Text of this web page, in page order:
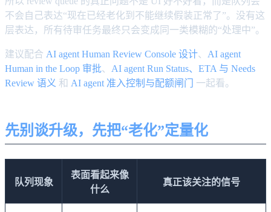
不会自己表达“现在已经老化到不能继续假装正常了”。没有这
层表达，所有待审任务最终只会变成同一类模糊的“处理中”。
建议配合 AI agent Human Review Console 设计、 AI agent
Human in the Loop 审批、 AI agent Run Status、ETA 与 Needs
Review 语义 和 AI agent 准入控制与配额闸门 一起看。
先别谈升级，先把“老化”定量化
队列现象
表面看起来像
什么
真正该关注的信号